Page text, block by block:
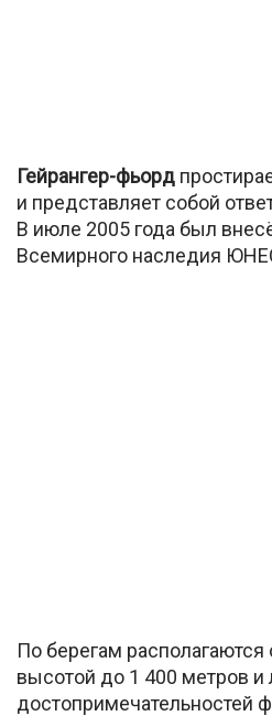
Гейрангер-фьорд
и представляет собой
В июле 2005 года был
Всемирного наследия
По берегам
высотой до 1 400 метров
достопримечательностей